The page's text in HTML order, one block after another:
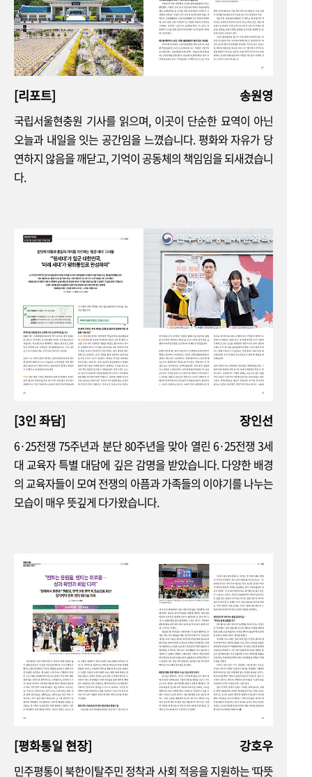
현장 포커스 2
평화통일 기원탑 제막식 및 통일기원제 개최
진단
김병로 | 남북 구조변화에 대응하는 창의적 통일 구상과 실천 전략
국제
최윤정 | 끝나지 않은 분쟁: 인도-파키스탄 갈등의 역사적 기원과
전개
김규철 | 보이지 않는 북한 경제 읽기
평통현장
평화통일 현장 1
전남 광양시협의회
‘통일의 염원 평화연날리기’ 행사
대구 수성구협의회
‘2025 찾아가는 통일퀴즈 원정대’ 개최
평화통일 현장 3
충남 당진시협의회
2025 평화통일 기원 청소년 시낭송대회
모스크바협의회
광복 80년, 미완의 독립운동과 통일의 과제 학술대회
우리동네 협의회
경기 오산시협의회
지역 속으로 더 가까이, 시민과 함께 만들어가는 평화통일
평통 인사이드
청년분과위원회
남북 청년이 공감으로 연결된 ‘워키토키 네트워킹’의 따뜻한 실천
[리포트] 송원영
국립서울현충원 기사를 읽으며, 이곳이 단순한 묘역이 아닌
오늘과 내일을 잇는 공간임을 느꼈습니다. 평화와 자유가 당
연하지 않음을 깨닫고, 기억이 공동체의 책임임을 되새겼습니
다.
[3인 좌담] 장인선
6·25전쟁 75주년과 분단 80주년을 맞아 열린 6·25전쟁 3세
대 교육자 특별 대담에 깊은 감명을 받았습니다. 다양한 배경
의 교육자들이 모여 전쟁의 아픔과 가족들의 이야기를 나누는
모습이 매우 뜻깊게 다가왔습니다.
[평화통일 현장] 강호우
민주평통이 북한이탈주민 정착과 사회 적응을 지원하는 ‘따뜻